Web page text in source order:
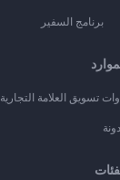
برنامج السفير
تسويق العلامة التجارية